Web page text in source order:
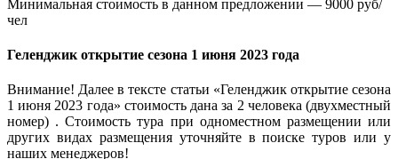
Минимальная стоимость в данном предложении — 9000 руб/
чел
Геленджик открытие сезона 1 июня 2023 года
Внимание! Далее в тексте статьи «Геленджик открытие сезона
1 июня 2023 года» стоимость дана за 2 человека (двухместный
номер) . Стоимость тура при одноместном размещении или
других видах размещения уточняйте в поиске туров или у
наших менеджеров!